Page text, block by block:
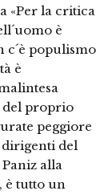
«Per la critica
è
c´è populismo
è
del proprio
peggiore
dirigenti del
alla
è tutto un